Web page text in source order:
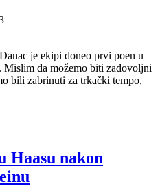
je ekipi doneo prvi poen u
Mislim da možemo biti zadovoljni
bili zabrinuti za trkački tempo,
Haasu nakon